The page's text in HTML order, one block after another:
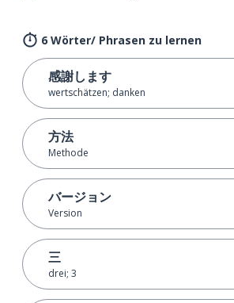
6 Wörter/ Phrasen zu lernen
感謝します
wertschätzen; danken
方法
Methode
バージョン
Version
三
drei; 3